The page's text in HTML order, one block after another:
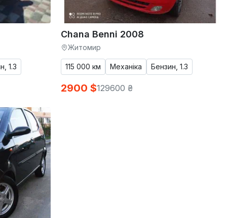
1.3
Chana Benni 2008
Житомир
115 000 км Механіка Бензин, 1.3
2900 $129600 ₴